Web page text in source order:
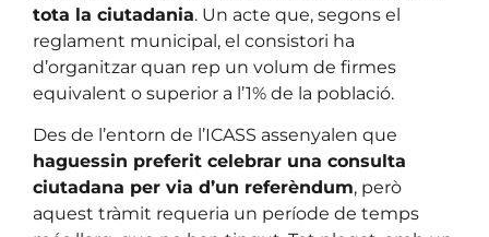
tota la ciutadania. Un acte que, segons el
reglament municipal, el consistori ha
d’organitzar quan rep un volum de firmes
equivalent o superior a l’1% de la població.
Des de l’entorn de l’ICASS assenyalen que
haguessin preferit celebrar una consulta
ciutadana per via d’un referèndum, però
aquest tràmit requeria un període de temps